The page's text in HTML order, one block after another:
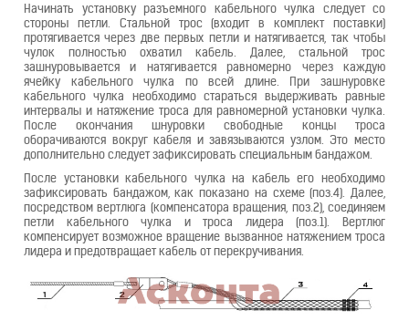
Начинать установку разъемного кабельного чулка следует со
стороны петли. Стальной трос (входит в комплект поставки)
протягивается через две первых петли и натягивается, так чтобы
чулок полностью охватил кабель. Далее, стальной трос
зашнуровывается и натягивается равномерно через каждую
ячейку кабельного чулка по всей длине. При зашнуровке
кабельного чулка необходимо стараться выдерживать равные
интервалы и натяжение троса для равномерной установки чулка.
После окончания шнуровки свободные концы троса
оборачиваются вокруг кабеля и завязываются узлом. Это место
дополнительно следует зафиксировать специальным бандажом.
После установки кабельного чулка на кабель его необходимо
зафиксировать бандажом, как показано на схеме (поз.4). Далее,
посредством вертлюга (компенсатора вращения, поз.2), соединяем
петли кабельного чулка и троса лидера (поз.1). Вертлюг
компенсирует возможное вращение вызванное натяжением троса
лидера и предотвращает кабель от перекручивания.